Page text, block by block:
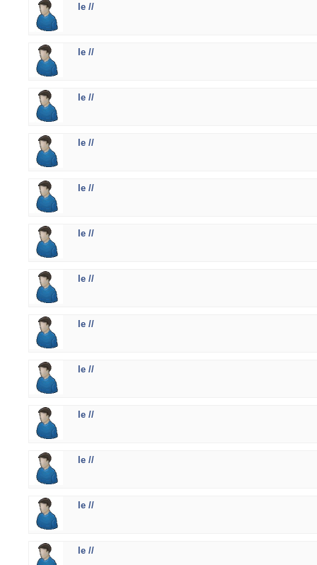
le //
le //
le //
le //
le //
le //
le //
le //
le //
le //
le //
le //
le //